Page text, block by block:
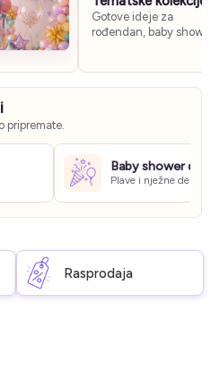
Gotove ideje za
rođendan, baby shower
pripremate.
Baby shower
Plave i nježne
Rasprodaja